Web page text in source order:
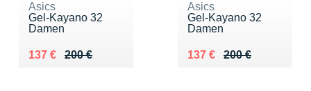
Asics
Gel-Kayano 32
Damen
200 €
Au lieu de 200 €
137 €
Vendu 137 €
Asics
Gel-Kayano 32
Damen
200 €
Au lieu de 200 €
137 €
Vendu 137 €